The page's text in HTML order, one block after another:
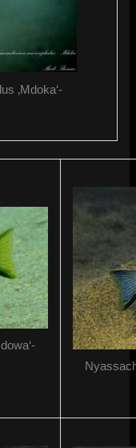
‚Mdoka‘-